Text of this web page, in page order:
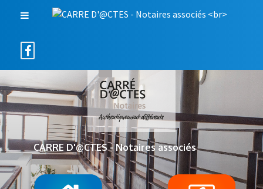
CARRE D'@CTES - Notaires associés